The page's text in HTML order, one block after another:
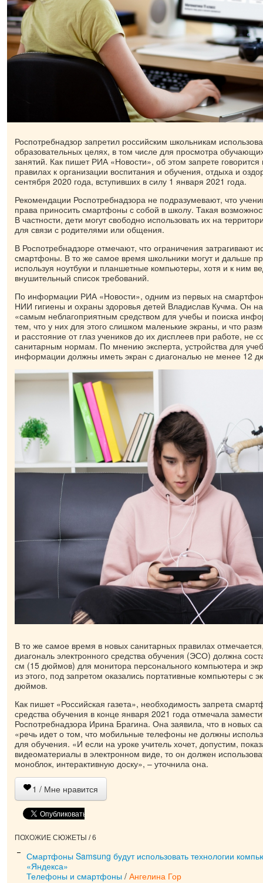
Роспотребнадзор запретил российским школьникам
образовательных целях, в том числе для просмотра
занятий. Как пишет РИА «Новости», об этом запрете
правилах к организации воспитания и обучения, отдыха и
сентября 2020 года, вступивших в силу 1 января 2021 года.
Рекомендации Роспотребнадзора не подразумевают, что
права приносить смартфоны с собой в школу. Такая
В частности, дети могут свободно использовать их на
для связи с родителями или общения.
В Роспотребнадзоре отмечают, что ограничения затрагивают
смартфоны. В то же самое время школьники могут и дальше
используя ноутбуки и планшетные компьютеры, хотя и к ним
внушительный список требований.
По информации РИА «Новости», одним из первых на
НИИ гигиены и охраны здоровья детей Владислав Кучма. Он
«самым неблагоприятным средством для учебы и поиска
тем, что у них для этого слишком маленькие экраны, и что
и расстояние от глаз учеников до их дисплеев при работе, не
санитарным нормам. По мнению эксперта, устройства для
информации должны иметь экран с диагональю не менее 12
В то же самое время в новых санитарных правилах
диагональ электронного средства обучения (ЭСО) должна
см (15 дюймов) для монитора персонального компьютера и
из этого, под запретом оказались портативные компьютеры с
дюймов.
Как пишет «Российская газета», необходимость запрета
средства обучения в конце января 2021 года отмечала
Роспотребнадзора Ирина Брагина. Она заявила, что в новых
«речь идет о том, что мобильные телефоны не должны
для обучения. «И если на уроке учитель хочет, допустим,
видеоматериалы в электронном виде, то он должен
моноблок, интерактивную доску», – уточнила она.
1 / Мне нравится
ПОХОЖИЕ СЮЖЕТЫ / 6
Смартфоны Samsung будут использовать технологии
«Яндекса»
Телефоны и смартфоны / Ангелина Гор